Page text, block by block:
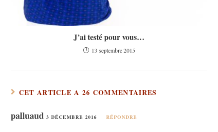
J’ai testé pour vous…
13 septembre 2015
CET ARTICLE A 26 COMMENTAIRES
palluaud3 DÉCEMBRE 2016 RÉPONDRE